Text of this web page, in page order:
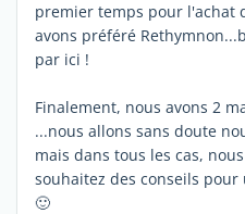
premier temps pour l'achat
avons préféré
par ici !
Finalement, nous avons 2
...nous allons sans doute
mais dans tous les cas,
souhaitez des conseils
🙂